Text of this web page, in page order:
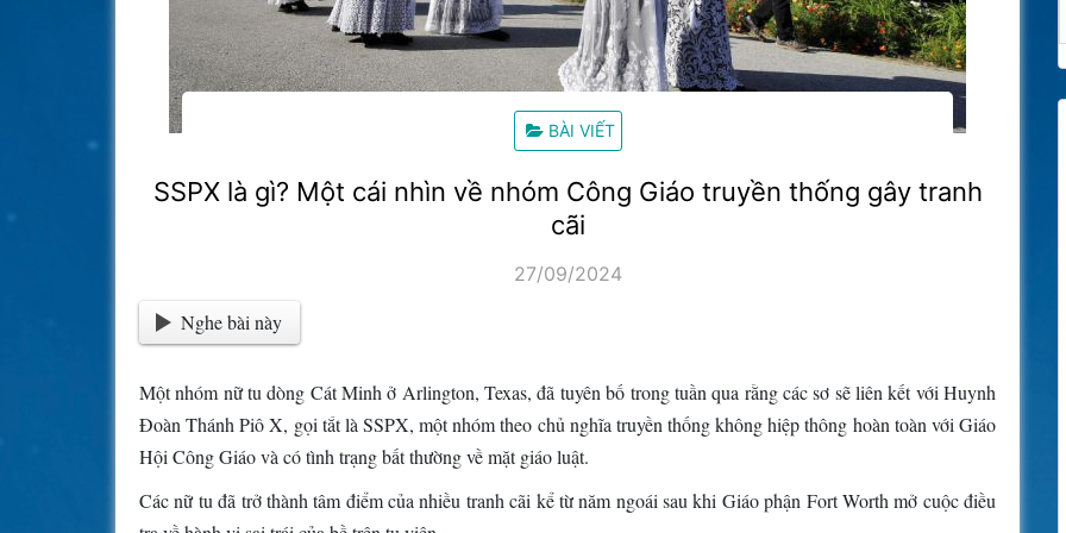
BÀI VIẾT
SSPX là gì? Một cái nhìn về nhóm Công Giáo truyền thống gây tranh
cãi
27/09/2024
Nghe bài này
Một nhóm nữ tu dòng Cát Minh ở Arlington, Texas, đã tuyên bố trong tuần qua rằng các sơ sẽ liên kết với Huynh
Đoàn Thánh Piô X, gọi tắt là SSPX, một nhóm theo chủ nghĩa truyền thống không hiệp thông hoàn toàn với Giáo
Hội Công Giáo và có tình trạng bất thường về mặt giáo luật.
Các nữ tu đã trở thành tâm điểm của nhiều tranh cãi kể từ năm ngoái sau khi Giáo phận Fort Worth mở cuộc điều